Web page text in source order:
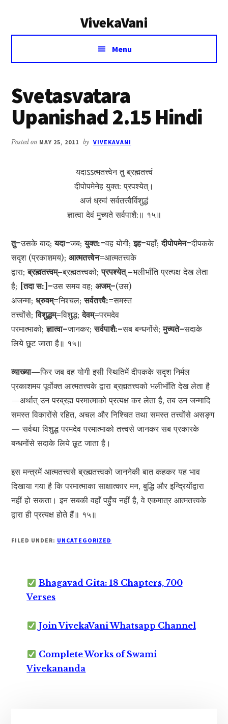
VivekaVani
Voice
Vivekananda
Menu
Svetasvatara
Upanishad 2.15 Hindi
Posted on MAY 25, 2011 by VIVEKAVANI
यदाऽऽत्मतत्त्वेन तु ब्रह्मतत्त्वं
दीपोपमेनेह युक्त: प्रपश्येत्।
अजं ध्रुवं सर्वतत्त्वैर्विशुद्धं
ज्ञात्वा देवं मुच्यते सर्वपाशै:॥ १५॥
तु=उसके बाद;यदा=जब;युक्त:=वह योगी;इह=यहाँ;दीपोपमेन=दीपकके
सदृश (प्रकाशमय);आत्मतत्त्वेन=आत्मतत्त्वके
द्वारा;ब्रह्मतत्त्वम्=ब्रह्मतत्त्वको;प्रपश्येत् =भलीभाँति प्रत्यक्ष देख लेता
है; [तदा स:]=उस समय वह;अजम्=(उस)
अजन्मा;ध्रुवम्=निश्चल;सर्वतत्त्वै:=समस्त
तत्त्वोंसे;विशुद्धम्=विशुद्ध;देवम्=परमदेव
परमात्माको;ज्ञात्वा=जानकर;सर्वपाशै:=सब बन्धनोंसे;मुच्यते=सदाके
लिये छूट जाता है॥ १५॥
व्याख्या—फिर जब वह योगी इसी स्थितिमें दीपकके सदृश निर्मल
प्रकाशमय पूर्वोक्त आत्मतत्त्वके द्वारा ब्रह्मतत्त्वको भलीभाँति देख लेता है
—अर्थात् उन परब्रह्म परमात्माको प्रत्यक्ष कर लेता है, तब उन जन्मादि
समस्त विकारोंसे रहित, अचल और निश्चित तथा समस्त तत्त्वोंसे असङ्ग
— सर्वथा विशुद्ध परमदेव परमात्माको तत्त्वसे जानकर सब प्रकारके
बन्धनोंसे सदाके लिये छूट जाता है।
इस मन्त्रमें आत्मतत्त्वसे ब्रह्मतत्त्वको जाननेकी बात कहकर यह भाव
दिखाया गया है कि परमात्माका साक्षात्कार मन, बुद्धि और इन्द्रियोंद्वारा
नहीं हो सकता। इन सबकी वहाँ पहुँच नहीं है, वे एकमात्र आत्मतत्त्वके
द्वारा ही प्रत्यक्ष होते हैं॥ १५॥
FILED UNDER: UNCATEGORIZED
Bhagavad Gita: 18 Chapters, 700
Verses
Join VivekaVani Whatsapp Channel
Complete Works of Swami
Vivekananda